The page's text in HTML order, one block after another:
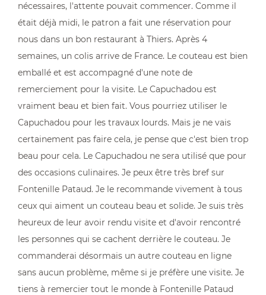
nécessaires, l'attente pouvait commencer. Comme il
était déjà midi, le patron a fait une réservation pour
nous dans un bon restaurant à Thiers. Après 4
semaines, un colis arrive de France. Le couteau est bien
emballé et est accompagné d'une note de
remerciement pour la visite. Le Capuchadou est
vraiment beau et bien fait. Vous pourriez utiliser le
Capuchadou pour les travaux lourds. Mais je ne vais
certainement pas faire cela, je pense que c'est bien trop
beau pour cela. Le Capuchadou ne sera utilisé que pour
des occasions culinaires. Je peux être très bref sur
Fontenille Pataud. Je le recommande vivement à tous
ceux qui aiment un couteau beau et solide. Je suis très
heureux de leur avoir rendu visite et d'avoir rencontré
les personnes qui se cachent derrière le couteau. Je
commanderai désormais un autre couteau en ligne
sans aucun problème, même si je préfère une visite. Je
tiens à remercier tout le monde à Fontenille Pataud